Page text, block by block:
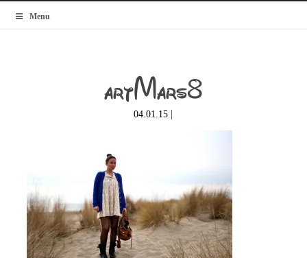
Menu
MyBlogMode
artMars8
04.01.15 |